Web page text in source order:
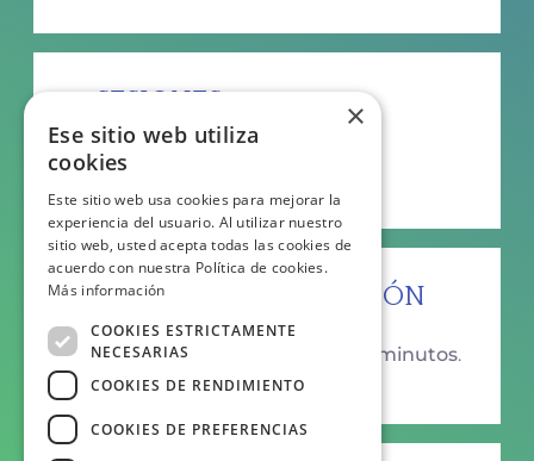
SESIONES
Solouna.
DURACIÓN DE LA SESIÓN
La duración de la sesión es de 45 minutos.
×
Ese sitio web utiliza
cookies
Este sitio web usa cookies para mejorar la
experiencia del usuario. Al utilizar nuestro
sitio web, usted acepta todas las cookies de
acuerdo con nuestra Política de cookies.
Más información
COOKIES ESTRICTAMENTE
NECESARIAS
COOKIES DE RENDIMIENTO
COOKIES DE PREFERENCIAS